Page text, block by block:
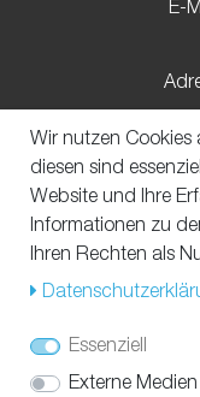
E-
UNSERE
Wir nutzen Cookies
diesen sind
Website und Ihre
Informationen zu
Ihren Rechten als
Essenziell
Externe Medien